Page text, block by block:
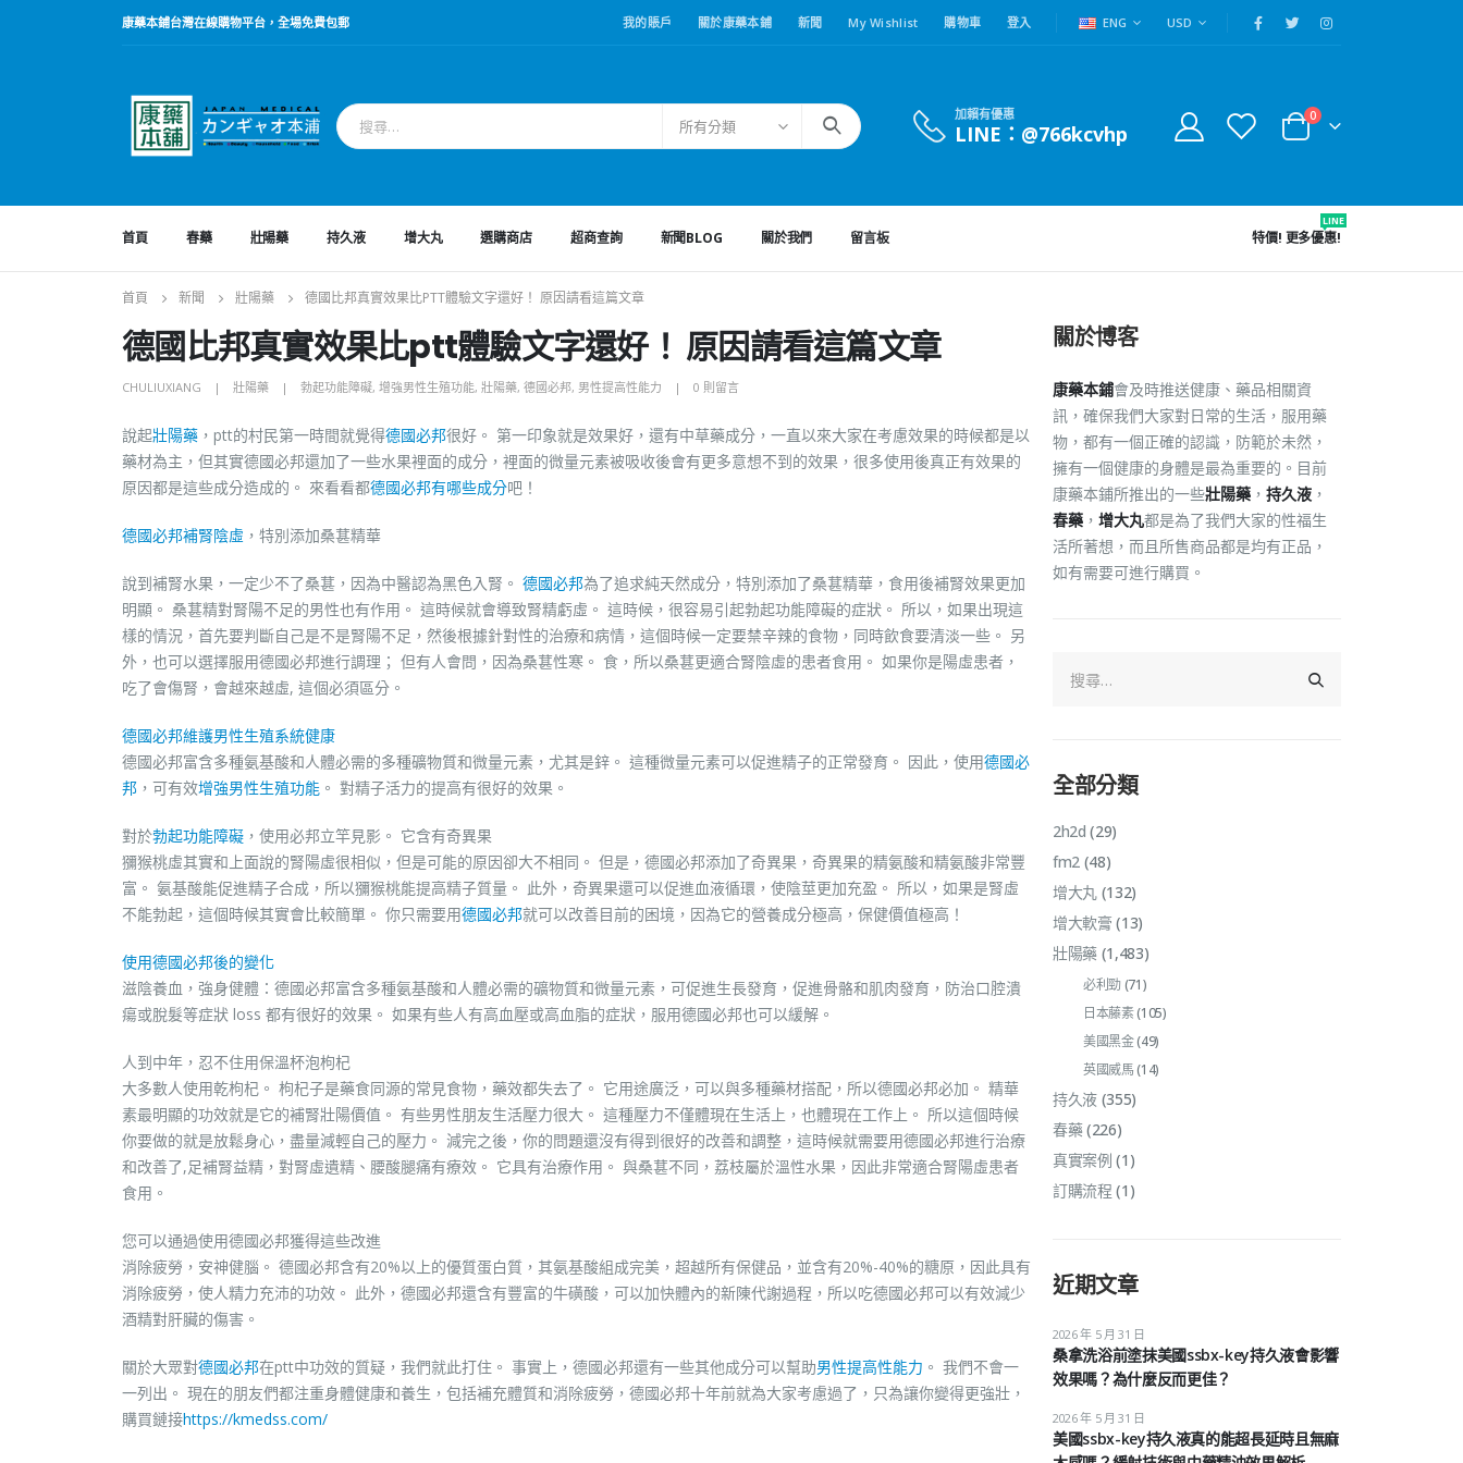
康藥本鋪台灣在線購物平台，全場免費包郵 我的賬戶 關於康藥本鋪 新聞 My Wishlist 購物車 登入 ENG USD
所有分類
加賴有優惠
LINE：@766kcvhp
0
首頁 春藥 壯陽藥 持久液 增大丸 選購商店 超商查詢 新聞BLOG 關於我們 留言板 特價! 更多優惠!
LINE
首頁 新聞 壯陽藥 德國比邦真實效果比PTT體驗文字還好！ 原因請看這篇文章
德國比邦真實效果比ptt體驗文字還好！ 原因請看這篇文章
CHULIUXIANG 壯陽藥 勃起功能障礙, 增強男性生殖功能, 壯陽藥, 德國必邦, 男性提高性能力 0 則留言
說起壯陽藥 ，ptt的村民第一時間就覺得德國必邦很好。 第一印象就是效果好，還有中草藥成分，一直以來大家在考慮效果的時候都是以
藥材為主，但其實德國必邦還加了一些水果裡面的成分，裡面的微量元素被吸收後會有更多意想不到的效果，很多使用後真正有效果的
原因都是這些成分造成的。 來看看都德國必邦有哪些成分吧！
德國必邦補腎陰虛 ，特別添加桑葚精華
說到補腎水果，一定少不了桑葚，因為中醫認為黑色入腎。 德國必邦為了追求純天然成分，特別添加了桑葚精華，食用後補腎效果更加
明顯。 桑葚精對腎陽不足的男性也有作用。 這時候就會導致腎精虧虛。 這時候，很容易引起勃起功能障礙的症狀。 所以，如果出現這
樣的情況，首先要判斷自己是不是腎陽不足，然後根據針對性的治療和病情，這個時候一定要禁辛辣的食物，同時飲食要清淡一些。 另
外，也可以選擇服用德國必邦進行調理； 但有人會問，因為桑葚性寒。 食，所以桑葚更適合腎陰虛的患者食用。 如果你是陽虛患者，
吃了會傷腎，會越來越虛, 這個必須區分。
德國必邦維護男性生殖系統健康
德國必邦富含多種氨基酸和人體必需的多種礦物質和微量元素，尤其是鋅。 這種微量元素可以促進精子的正常發育。 因此，使用德國必
邦 ，可有效增強男性生殖功能 。 對精子活力的提高有很好的效果。
對於勃起功能障礙 ，使用必邦立竿見影。 它含有奇異果
獼猴桃虛其實和上面說的腎陽虛很相似，但是可能的原因卻大不相同。 但是，德國必邦添加了奇異果，奇異果的精氨酸和精氨酸非常豐
富。 氨基酸能促進精子合成，所以獼猴桃能提高精子質量。 此外，奇異果還可以促進血液循環，使陰莖更加充盈。 所以，如果是腎虛
不能勃起，這個時候其實會比較簡單。 你只需要用德國必邦就可以改善目前的困境，因為它的營養成分極高，保健價值極高！
使用德國必邦後的變化
滋陰養血，強身健體：德國必邦富含多種氨基酸和人體必需的礦物質和微量元素，可促進生長發育，促進骨骼和肌肉發育，防治口腔潰
瘍或脫髮等症狀 loss 都有很好的效果。 如果有些人有高血壓或高血脂的症狀，服用德國必邦也可以緩解。
人到中年，忍不住用保溫杯泡枸杞
大多數人使用乾枸杞。 枸杞子是藥食同源的常見食物，藥效都失去了。 它用途廣泛，可以與多種藥材搭配，所以德國必邦必加。 精華
素最明顯的功效就是它的補腎壯陽價值。 有些男性朋友生活壓力很大。 這種壓力不僅體現在生活上，也體現在工作上。 所以這個時候
你要做的就是放鬆身心，盡量減輕自己的壓力。 減完之後，你的問題還沒有得到很好的改善和調整，這時候就需要用德國必邦進行治療
和改善了,足補腎益精，對腎虛遺精、腰酸腿痛有療效。 它具有治療作用。 與桑葚不同，荔枝屬於溫性水果，因此非常適合腎陽虛患者
食用。
您可以通過使用德國必邦獲得這些改進
消除疲勞，安神健腦。 德國必邦含有20%以上的優質蛋白質，其氨基酸組成完美，超越所有保健品，並含有20%-40%的糖原，因此具有
消除疲勞，使人精力充沛的功效。 此外，德國必邦還含有豐富的牛磺酸，可以加快體內的新陳代謝過程，所以吃德國必邦可以有效減少
酒精對肝臟的傷害。
關於大眾對德國必邦在ptt中功效的質疑，我們就此打住。 事實上，德國必邦還有一些其他成分可以幫助男性提高性能力 。 我們不會一
一列出。 現在的朋友們都注重身體健康和養生，包括補充體質和消除疲勞，德國必邦十年前就為大家考慮過了，只為讓你變得更強壯，
購買鏈接https://kmedss.com/
關於博客
康藥本鋪會及時推送健康、藥品相關資
訊，確保我們大家對日常的生活，服用藥
物，都有一個正確的認識，防範於未然，
擁有一個健康的身體是最為重要的。目前
康藥本鋪所推出的一些壯陽藥 ， 持久液 ，
春藥 ， 增大丸都是為了我們大家的性福生
活所著想，而且所售商品都是均有正品，
如有需要可進行購買。
全部分類
2h2d (29)
fm2(48)
增大丸(132)
增大軟膏 (13)
壯陽藥(1,483)
必利勁(71)
日本藤素(105)
美國黑金(49)
英國威馬(14)
持久液(355)
春藥(226)
真實案例 (1)
訂購流程 (1)
近期文章
桑拿洗浴前塗抹美國ssbx-key持久液會影響
效果嗎？為什麼反而更佳？
2026 年 5 月 31 日
美國ssbx-key持久液真的能超長延時且無麻
2026 年 5 月 31 日